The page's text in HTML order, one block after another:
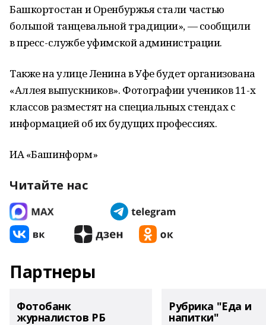
Башкортостан и Оренбуржья стали частью
большой танцевальной традиции», — сообщили
в пресс-службе уфимской администрации.
Также на улице Ленина в Уфе будет организована
«Аллея выпускников». Фотографии учеников 11-х
классов разместят на специальных стендах с
информацией об их будущих профессиях.
ИА «Башинформ»
Читайте нас
Партнеры
Фотобанк
журналистов РБ
Рубрика "Еда и
напитки"